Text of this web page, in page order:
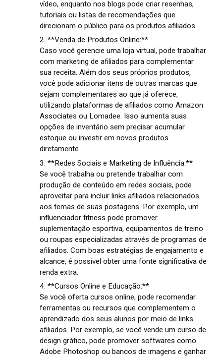
vídeo, enquanto nos blogs pode criar resenhas,
tutoriais ou listas de recomendações que
direcionam o público para os produtos afiliados.
2. **Venda de Produtos Online:**
Caso você gerencie uma loja virtual, pode trabalhar
com marketing de afiliados para complementar
sua receita. Além dos seus próprios produtos,
você pode adicionar itens de outras marcas que
sejam complementares ao que já oferece,
utilizando plataformas de afiliados como Amazon
Associates ou Lomadee. Isso aumenta suas
opções de inventário sem precisar acumular
estoque ou investir em novos produtos
diretamente.
3. **Redes Sociais e Marketing de Influência:**
Se você trabalha ou pretende trabalhar com
produção de conteúdo em redes sociais, pode
aproveitar para incluir links afiliados relacionados
aos temas de suas postagens. Por exemplo, um
influenciador fitness pode promover
suplementação esportiva, equipamentos de treino
ou roupas especializadas através de programas de
afiliados. Com boas estratégias de engajamento e
alcance, é possível obter uma fonte significativa de
renda extra.
4. **Cursos Online e Educação:**
Se você oferta cursos online, pode recomendar
ferramentas ou recursos que complementem o
aprendizado dos seus alunos por meio de links
afiliados. Por exemplo, se você vende um curso de
design gráfico, pode promover softwares como
Adobe Photoshop ou bancos de imagens e ganhar